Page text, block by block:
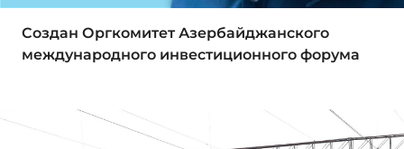
Создан Оргкомитет Азербайджанского
международного инвестиционного форума